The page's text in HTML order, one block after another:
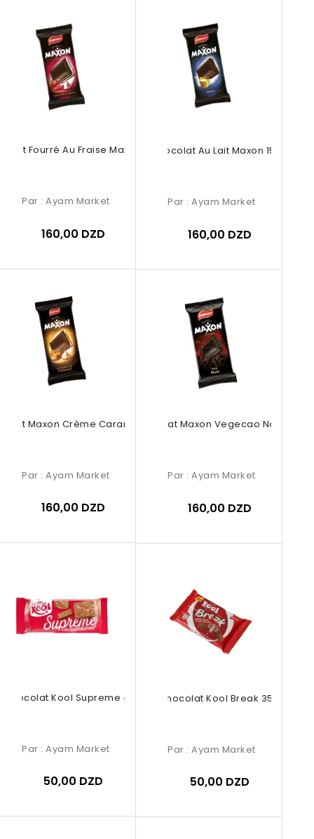
Fourré Au Fraise Maxon 150g
Par : Ayam Market
160,00 DZD
Chocolat Au Lait Maxon 150g
Par : Ayam Market
160,00 DZD
Maxon Crème Caramel 150g
Par : Ayam Market
160,00 DZD
Chocolat Maxon Vegecao Noir 150g
Par : Ayam Market
160,00 DZD
Chocolat Kool Supreme 40g
Par : Ayam Market
50,00 DZD
Chocolat Kool Break 35g
Par : Ayam Market
50,00 DZD